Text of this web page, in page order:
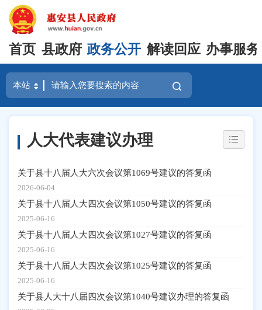
首页 县政府 政务公开 解读回应 办事服务
人大代表建议办理
关于县十八届人大六次会议第1069号建议的答复函
2026-06-04
关于县十八届人大四次会议第1050号建议的答复函
2025-06-16
关于县十八届人大四次会议第1027号建议的答复函
2025-06-16
关于县十八届人大四次会议第1025号建议的答复函
2025-06-16
关于县人大十八届四次会议第1040号建议办理的答复函